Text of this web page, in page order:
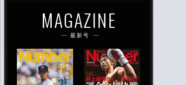
MAGAZINE
最新号